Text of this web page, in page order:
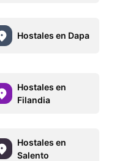
Hostales en Dapa
Hostales en
Filandia
Hostales en
Salento